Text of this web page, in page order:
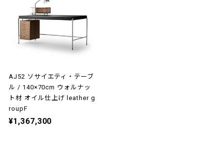
AJ52 ソサイエティ・テーブ
ル / 140×70cm ウォルナッ
ト材 オイル仕上げ leather g
roupF
¥1,367,300